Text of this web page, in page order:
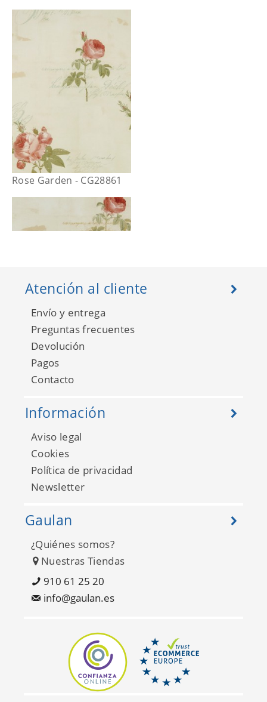
Rose Garden - CG28861
Rose Garden - CG28860
Rose Garden - CG28854
Atención al cliente
Envío y entrega
Preguntas frecuentes
Devolución
Pagos
Contacto
Información
Aviso legal
Cookies
Política de privacidad
Newsletter
Gaulan
¿Quiénes somos?
Nuestras Tiendas
910 61 25 20
info@gaulan.es